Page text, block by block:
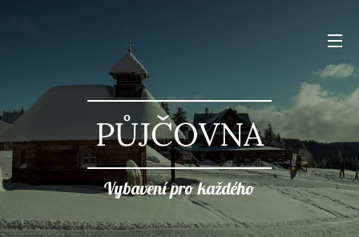
PŮJČOVNA
Vybavení pro každého